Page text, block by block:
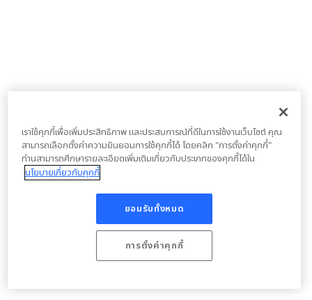
เราใช้คุกกี้เพื่อเพิ่มประสิทธิภาพ และประสบการณ์ที่ดีในการใช้งานเว็บไซต์ คุณ
สามารถเลือกตั้งค่าความยินยอมการใช้คุกกี้ได้ โดยคลิก "การตั้งค่าคุกกี้"
ท่านสามารถศึกษารายละเอียดเพิ่มเติมเกี่ยวกับประเภทของคุกกี้ได้ใน
นโยบายเกี่ยวกับคุกกี้
ยอมรับทั้งหมด
การตั้งค่าคุกกี้